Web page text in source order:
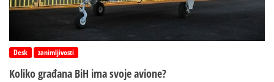
Desk zanimljivosti
Koliko građana BiH ima svoje avione?